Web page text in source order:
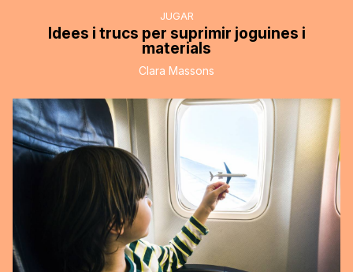
JUGAR
Idees i trucs per suprimir joguines i
materials
Clara Massons